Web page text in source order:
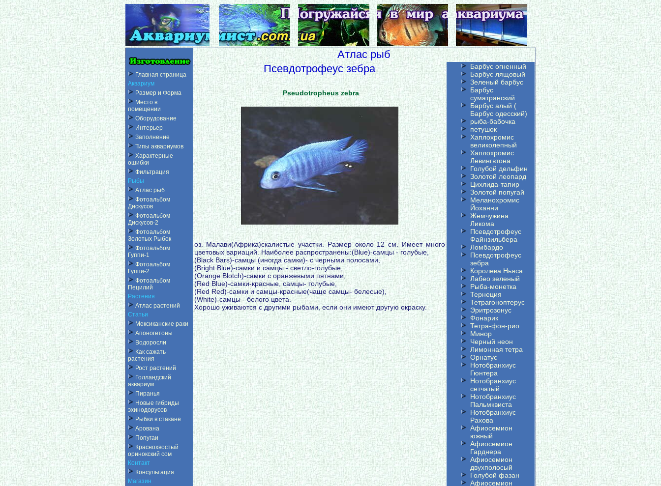
Главная страница
Аквариум
Размер и Форма
Место в
помещении
Оборудование
Интерьер
Заполнение
Типы аквариумов
Характерные
ошибки
Фильтрация
Рыбы
Атлас рыб
Фотоальбом
Дискусов
Фотоальбом
Дискусов-2
Фотоальбом
Золотых Рыбок
Фотоальбом
Гуппи-1
Фотоальбом
Гуппи-2
Фотоальбом
Пецилий
Растения
Атлас растений
Статьи
Мексиканские раки
Апоногетоны
Водоросли
Как сажать
растения
Рост растений
Голландский
аквариум
Пиранья
Новые гибриды
эхинодорусов
Рыбки в стакане
Арована
Попугаи
Краснохвостый
оринокский сом
Контакт
Консультация
Магазин
Атлас рыб
Псевдотрофеус зебра
Pseudotropheus zebra
оз. Малави(Африка)скалистые участки. Размер около 12 см. Имеет много
цветовых вариаций. Наиболее распространены:(Blue)-самцы - голубые,
(Black Bars)-самцы (иногда самки)- с черными полосами,
(Bright Blue)-самки и самцы - светло-голубые,
(Orange Blotch)-самки с оранжевыми пятнами,
(Red Blue)-самки-красные, самцы- голубые,
(Red Red)-самки и самцы-красные(чаще самцы- белесые),
(White)-самцы - белого цвета.
Хорошо уживаются с другими рыбами, если они имеют другую окраску.
Барбус огненный
Барбус лящовый
Зеленый барбус
Барбус
суматранский
Барбус алый (
Барбус одесский)
рыба-бабочка
петушок
Хаплохромис
великолепный
Хаплохромис
Левингвтона
Голубой дельфин
Золотой леопард
Цихлида-тапир
Золотой попугай
Меланохромис
Йоханни
Жемчужина
Ликома
Псевдотрофеус
Файнзильбера
Ломбардо
Псевдотрофеус
зебра
Королева Ньяса
Лабео зеленый
Рыба-монетка
Тернеция
Тетрагоноптерус
Эритрозонус
Фонарик
Тетра-фон-рио
Минор
Черный неон
Лимонная тетра
Орнатус
Нотобранхиус
Гюнтера
Нотобранхиус
сетчатый
Нотобранхиус
Пальмквиста
Нотобранхиус
Рахова
Афиосемион
южный
Афиосемион
Гарднера
Афиосемион
двухполосый
Голубой фазан
Афиосемион